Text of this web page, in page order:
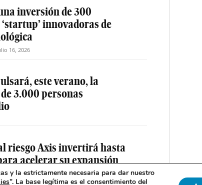
inversión de 300
innovadoras de
16, 2026
este verano, la
3.000 personas
riesgo Axis invertirá hasta
acelerar su expansión
14, 2026
y la estrictamente necesaria para dar nuestro
”. La base legítima es el consentimiento del